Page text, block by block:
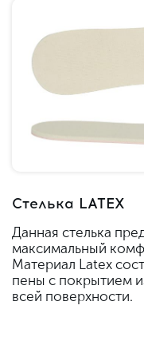
Стелька LATEX
Данная стелька
максимальный
Материал Latex
пены с покрытием
всей поверхности.